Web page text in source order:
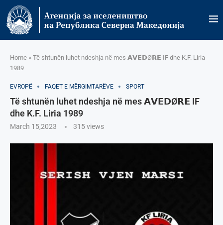
Home » Të shtunën luhet ndeshja në mes 𝗔𝗩𝗘𝗗Ø𝗥𝗘 IF dhe K.F. Liria
1989
EVROPË FAQET E MËRGIMTARËVE SPORT
Të shtunën luhet ndeshja në mes 𝗔𝗩𝗘𝗗Ø𝗥𝗘 IF
dhe K.F. Liria 1989
March 15,2023 315views